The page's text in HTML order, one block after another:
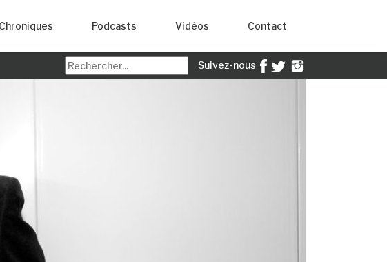
Chroniques Podcasts Vidéos Contact
Suivez-nous